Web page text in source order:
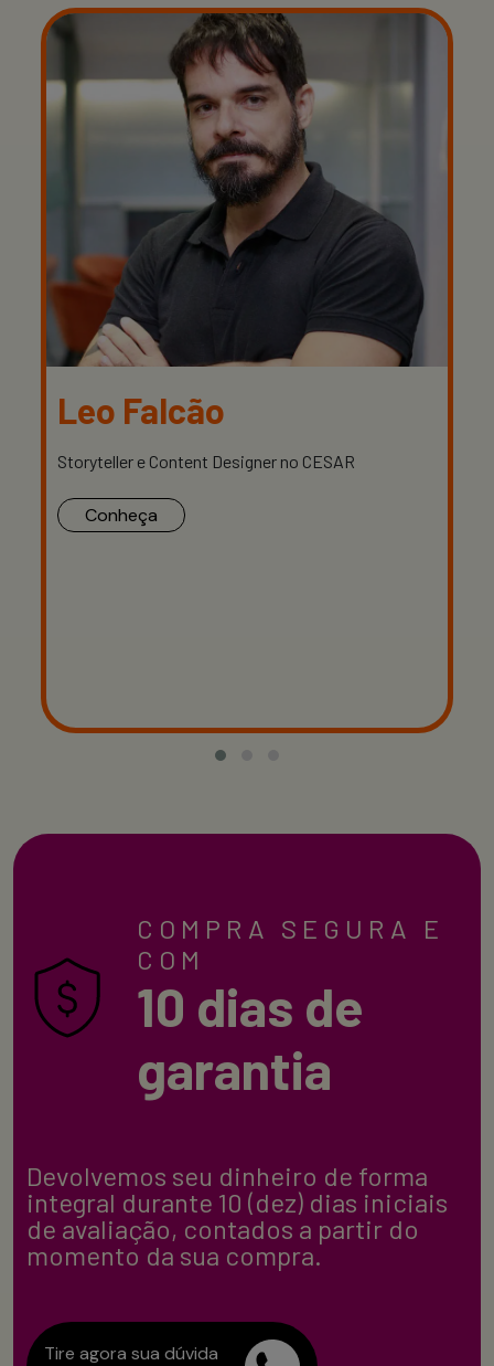
Leo Falcão
Storyteller e Content Designer no CESAR
Conheça
COMPRA SEGURA E
COM
10 dias de
garantia
Devolvemos seu dinheiro de forma
integral durante 10 (dez) dias iniciais
de avaliação, contados a partir do
momento da sua compra.
Tire agora sua dúvida